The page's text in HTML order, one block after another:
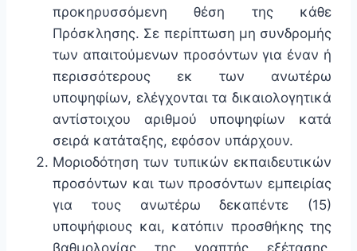
προκηρυσσόμενη θέση της κάθε
Πρόσκλησης. Σε περίπτωση μη συνδρομής
των απαιτούμενων προσόντων για έναν ή
περισσότερους εκ των ανωτέρω
υποψηφίων, ελέγχονται τα δικαιολογητικά
αντίστοιχου αριθμού υποψηφίων κατά
σειρά κατάταξης, εφόσον υπάρχουν.
Μοριοδότηση των τυπικών εκπαιδευτικών
προσόντων και των προσόντων εμπειρίας
για τους ανωτέρω δεκαπέντε (15)
υποψήφιους και, κατόπιν προσθήκης της